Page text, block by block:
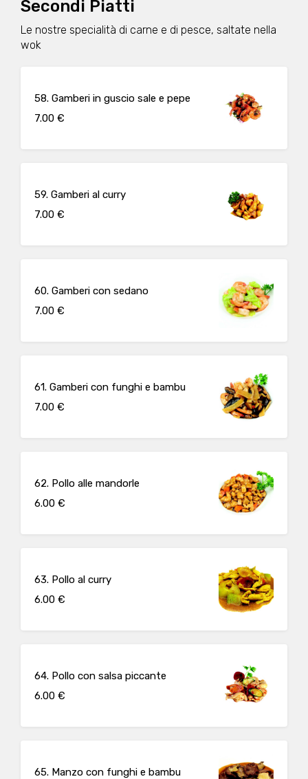
Secondi Piatti
Le nostre specialità di carne e di pesce, saltate nella
wok
58. Gamberi in guscio sale e pepe
7.00 €
59. Gamberi al curry
7.00 €
60. Gamberi con sedano
7.00 €
61. Gamberi con funghi e bambu
7.00 €
62. Pollo alle mandorle
6.00 €
63. Pollo al curry
6.00 €
64. Pollo con salsa piccante
6.00 €
65. Manzo con funghi e bambu